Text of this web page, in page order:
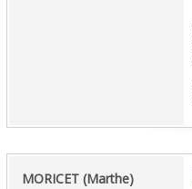
‎MORICET (Marthe)‎